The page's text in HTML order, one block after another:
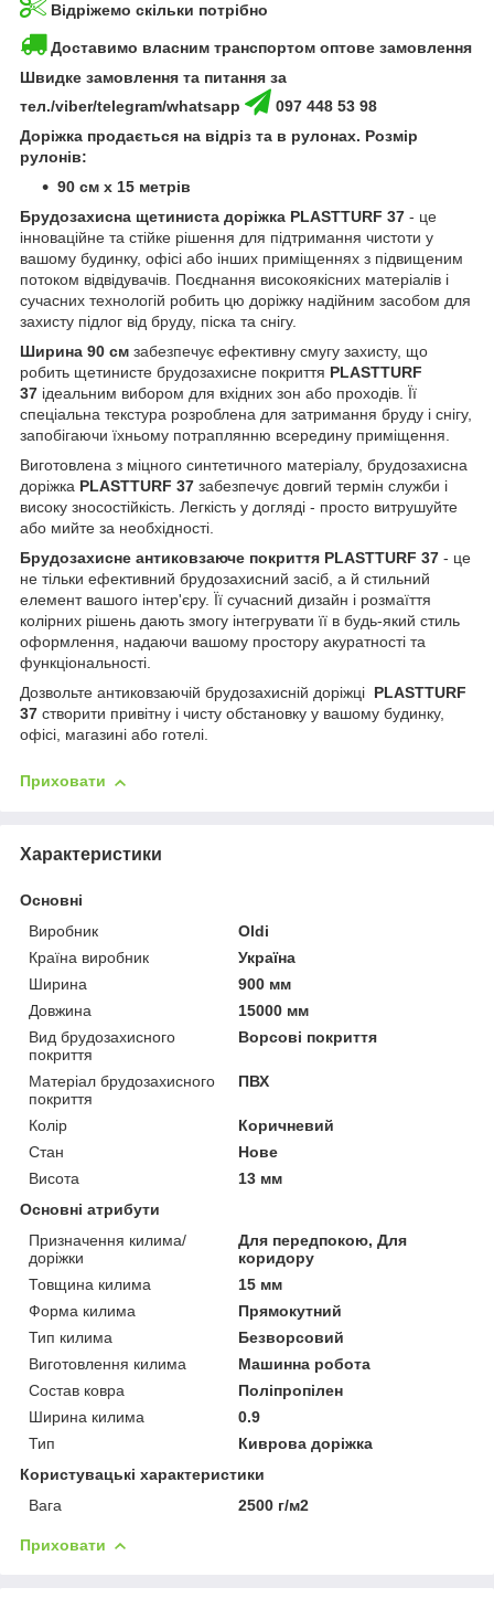
Відріжемо скільки потрібно
Доставимо власним транспортом оптове замовлення
Швидке замовлення та питання за
тел./viber/telegram/whatsapp
097 448 53 98
Доріжка продається на відріз та в рулонах. Розмір
рулонів:
90 см х 15 метрів
Брудозахисна щетиниста доріжка PLASTTURF 37 - це
інноваційне та стійке рішення для підтримання чистоти у
вашому будинку, офісі або інших приміщеннях з підвищеним
потоком відвідувачів. Поєднання високоякісних матеріалів і
сучасних технологій робить цю доріжку надійним засобом для
захисту підлог від бруду, піска та снігу.
Ширина 90 см забезпечує ефективну смугу захисту, що
робить щетинисте брудозахисне покриття PLASTTURF
37 ідеальним вибором для вхідних зон або проходів. Її
спеціальна текстура розроблена для затримання бруду і снігу,
запобігаючи їхньому потраплянню всередину приміщення.
Виготовлена з міцного синтетичного матеріалу, брудозахисна
доріжка PLASTTURF 37 забезпечує довгий термін служби і
високу зносостійкість. Легкість у догляді - просто витрушуйте
або мийте за необхідності.
Брудозахисне антиковзаюче покриття PLASTTURF 37 - це
не тільки ефективний брудозахисний засіб, а й стильний
елемент вашого інтер'єру. Її сучасний дизайн і розмаїття
колірних рішень дають змогу інтегрувати її в будь-який стиль
оформлення, надаючи вашому простору акуратності та
функціональності.
Дозвольте антиковзаючій брудозахисній доріжці PLASTTURF
37 створити привітну і чисту обстановку у вашому будинку,
офісі, магазині або готелі.
Приховати
Характеристики
Основні
Виробник
Oldi
Країна виробник
Україна
Ширина
900 мм
Довжина
15000 мм
Вид брудозахисного
покриття
Ворсові покриття
Матеріал брудозахисного
покриття
ПВХ
Колір
Коричневий
Стан
Нове
Висота
13 мм
Основні атрибути
Призначення килима/
доріжки
Для передпокою, Для
коридору
Товщина килима
15 мм
Форма килима
Прямокутний
Тип килима
Безворсовий
Виготовлення килима
Машинна робота
Состав ковра
Поліпропілен
Ширина килима
0.9
Тип
Киврова доріжка
Користувацькі характеристики
Вага
2500 г/м2
Приховати